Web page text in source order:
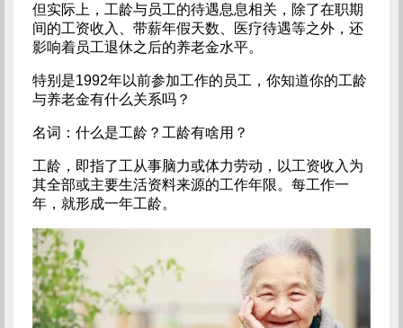
但实际上，工龄与员工的待遇息息相关，除了在职期
间的工资收入、带薪年假天数、医疗待遇等之外，还
影响着员工退休之后的养老金水平。
特别是1992年以前参加工作的员工，你知道你的工龄
与养老金有什么关系吗？
名词：什么是工龄？工龄有啥用？
工龄，即指了工从事脑力或体力劳动，以工资收入为
其全部或主要生活资料来源的工作年限。每工作一
年，就形成一年工龄。